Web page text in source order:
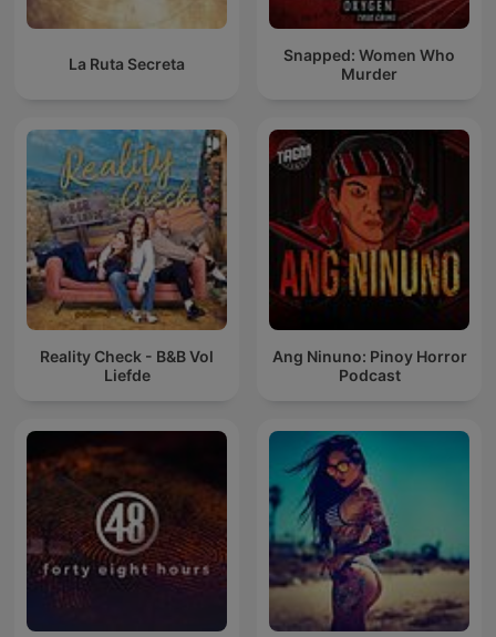
La Ruta Secreta
Snapped: Women Who
Murder
Reality Check - B&B Vol
Liefde
Ang Ninuno: Pinoy Horror
Podcast